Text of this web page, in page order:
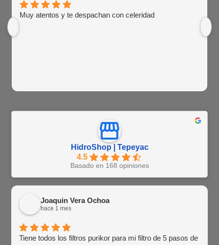
Muy atentos y te despachan con celeridad
HidroShop | Tepeyac
4.5
Basado en 168 opiniones
Joaquin Vera Ochoa
hace 1 mes
Tiene todos los filtros purikor para mi filtro de 5 pasos de